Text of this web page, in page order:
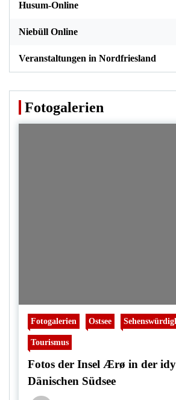
Husum-Online
Niebüll Online
Veranstaltungen in Nordfriesland
Fotogalerien
Fotogalerien Ostsee
Tourismus
Fotos der Insel Ærø in der
Dänischen Südsee